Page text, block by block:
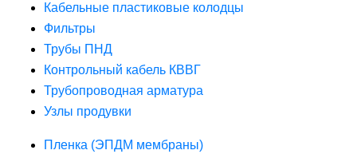
Кабельные пластиковые колодцы
Фильтры
Трубы ПНД
Контрольный кабель КВВГ
Трубопроводная арматура
Узлы продувки
Пленка (ЭПДМ мембраны)